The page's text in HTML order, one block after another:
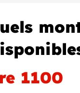
1100